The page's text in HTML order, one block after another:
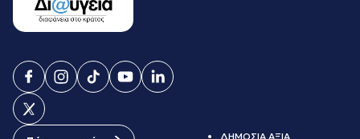
ΔΗΜΟΣΙΑ ΑΞΙΑ